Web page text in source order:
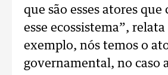
que são esses atores que
esse ecossistema”, relata
exemplo, nós temos o
governamental, no caso